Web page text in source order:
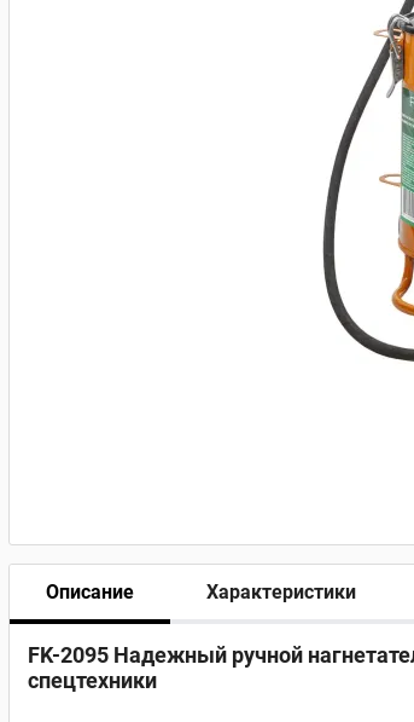
Описание Характеристики
FK-2095 Надежный ручной
спецтехники